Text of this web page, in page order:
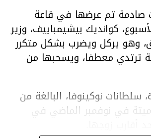
صادمة تم عرضها في قاعة
كوانديك بيشيمباييف، وزير
وهو يركل ويضرب بشكل متكرر
ترتدي معطفا، ويسحبها من
سلطانات نوكينوفا، البالغة من
عاما، ميتة في نوفمبر الماضي في